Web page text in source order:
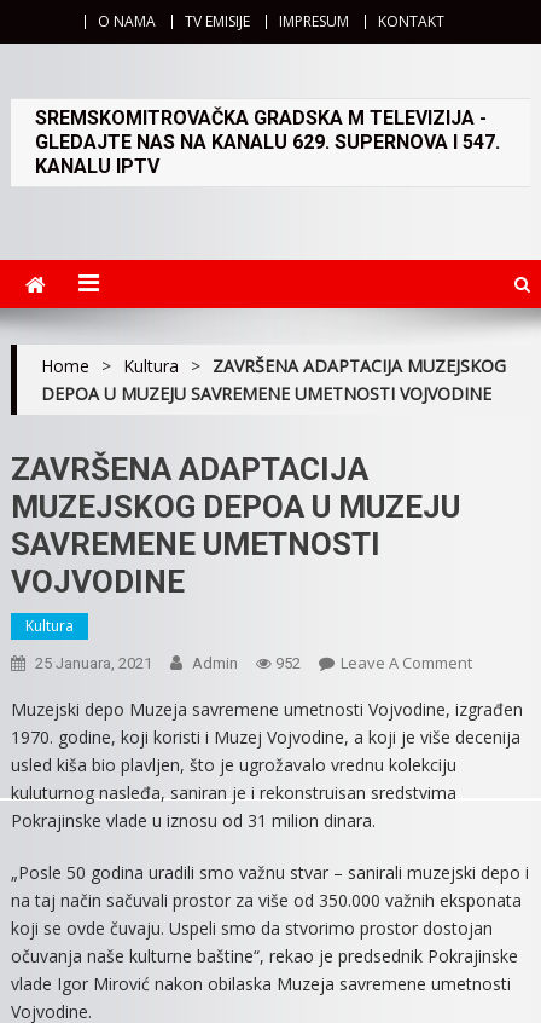
O NAMA TV EMISIJE IMPRESUM KONTAKT
SREMSKOMITROVAČKA GRADSKA M TELEVIZIJA -
GLEDAJTE NAS NA KANALU 629. SUPERNOVA I 547.
KANALU IPTV
Home > Kultura > ZAVRŠENA ADAPTACIJA MUZEJSKOG
DEPOA U MUZEJU SAVREMENE UMETNOSTI VOJVODINE
ZAVRŠENA ADAPTACIJA
MUZEJSKOG DEPOA U MUZEJU
SAVREMENE UMETNOSTI
VOJVODINE
Kultura
25 Januara, 2021 Admin 952 Leave A CommentOn
Muzejski depo Muzeja savremene umetnosti Vojvodine, izgrađen
1970. godine, koji koristi i Muzej Vojvodine, a koji je više decenija
usled kiša bio plavljen, što je ugrožavalo vrednu kolekciju
kuluturnog nasleđa, saniran je i rekonstruisan sredstvima
Pokrajinske vlade u iznosu od 31 milion dinara.
„Posle 50 godina uradili smo važnu stvar – sanirali muzejski depo i
na taj način sačuvali prostor za više od 350.000 važnih eksponata
koji se ovde čuvaju. Uspeli smo da stvorimo prostor dostojan
očuvanja naše kulturne baštine“, rekao je predsednik Pokrajinske
vlade Igor Mirović nakon obilaska Muzeja savremene umetnosti
Vojvodine.